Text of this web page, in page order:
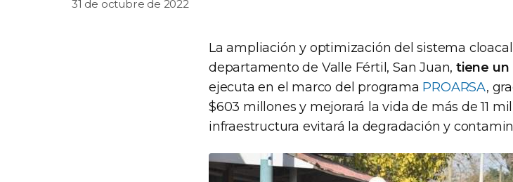
31 de octubre de 2022
La ampliación y optimización del sistema
departamento de Valle Fértil, San Juan, tiene un
ejecuta en el marco del programa PROARSA,
$603 millones y mejorará la vida de más de 11
infraestructura evitará la degradación y